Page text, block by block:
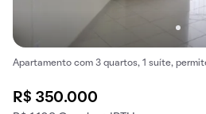
Apartamento com 3 quartos, 1 suíte,
R$ 350.000